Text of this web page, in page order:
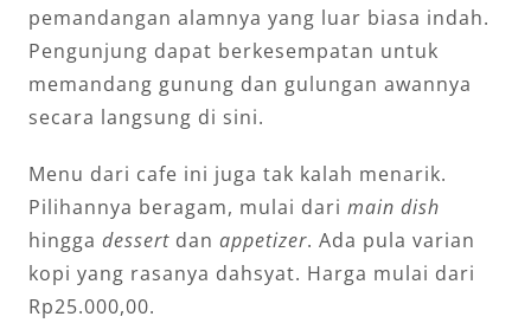
pemandangan alamnya yang luar biasa indah.
Pengunjung dapat berkesempatan untuk
memandang gunung dan gulungan awannya
secara langsung di sini.
Menu dari cafe ini juga tak kalah menarik.
Pilihannya beragam, mulai dari main dish
hingga dessertdan appetizer. Ada pula varian
kopi yang rasanya dahsyat. Harga mulai dari
Rp25.000,00.